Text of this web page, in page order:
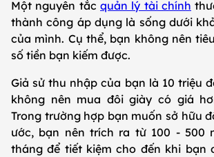
Một nguyên tắc quản lý tài chính
thành công áp dụng là sống dưới
của mình. Cụ thể, bạn không nên
số tiền bạn kiếm được.
Giả sử thu nhập của bạn là 10 triệu
không nên mua đôi giày có giá
Trong trường hợp bạn muốn sở hữu
ước, bạn nên trích ra từ 100 - 500
tháng để tiết kiệm cho đến khi bạn